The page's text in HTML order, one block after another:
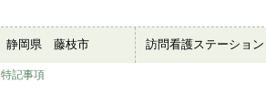
静岡県 藤枝市 訪問看護ステーション
特記事項